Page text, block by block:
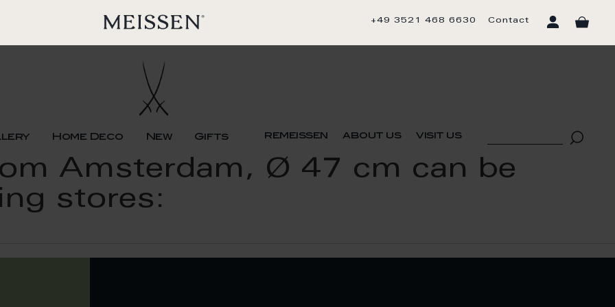
+49 3521 468 6630 Contact
Home Deco New Gifts remeissen about us visit us
Amsterdam, Ø 47 cm can be
stores: